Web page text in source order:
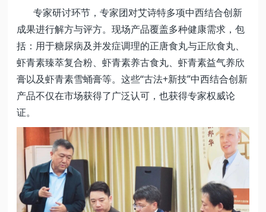
专家研讨环节，专家团对艾诗特多项中西结合创新
成果进行解方与评方。现场产品覆盖多种健康需求，包
括：用于糖尿病及并发症调理的正唐食丸与正欣食丸、
虾青素臻萃复合粉、虾青素养古食丸、虾青素益气养欣
膏以及虾青素雪蛹膏等。这些“古法+新技”中西结合创新
产品不仅在市场获得了广泛认可，也获得专家权威论
证。